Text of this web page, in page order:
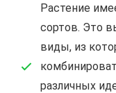
Растение
сортов. Это
виды, из
различных